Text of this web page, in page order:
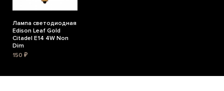
Лампа светодиодная
Edison Leaf Gold
Citadel E14 4W Non
Dim
150 ₽